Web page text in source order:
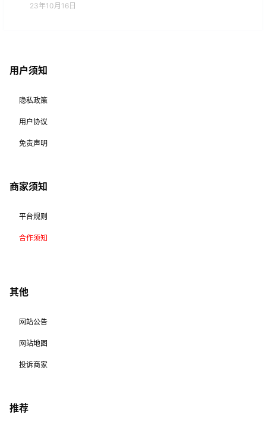
23年10月16日
用户须知
隐私政策
用户协议
免责声明
商家须知
平台规则
合作须知
其他
网站公告
网站地图
投诉商家
推荐